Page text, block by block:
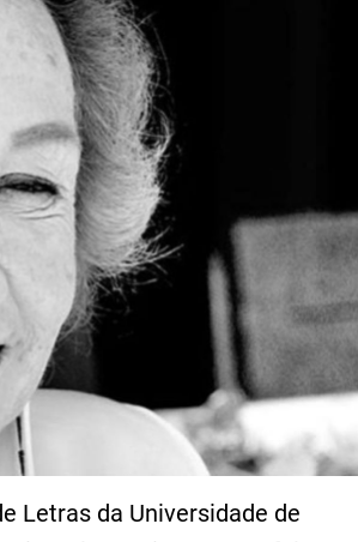
Letras da Universidade de